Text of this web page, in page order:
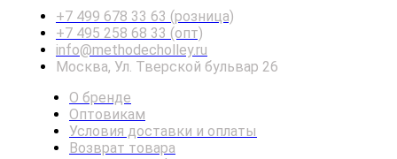
+7 499 678 33 63 (розница)
+7 495 258 68 33 (опт)
info@methodecholley.ru
Москва, Ул. Тверской бульвар 26
О бренде
Оптовикам
Условия доставки и оплаты
Возврат товара